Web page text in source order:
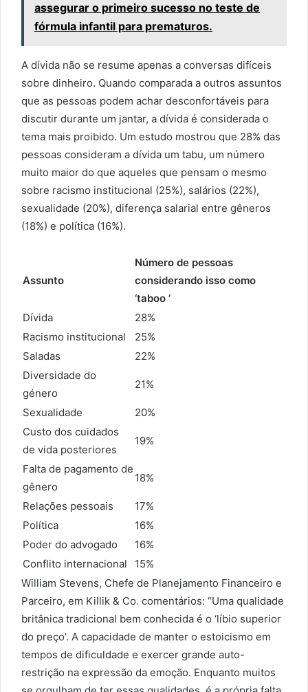
assegurar o primeiro sucesso no teste de
fórmula infantil para prematuros.
A dívida não se resume apenas a conversas difíceis
sobre dinheiro. Quando comparada a outros assuntos
que as pessoas podem achar desconfortáveis para
discutir durante um jantar, a dívida é considerada o
tema mais proibido. Um estudo mostrou que 28% das
pessoas consideram a dívida um tabu, um número
muito maior do que aqueles que pensam o mesmo
sobre racismo institucional (25%), salários (22%),
sexualidade (20%), diferença salarial entre gêneros
(18%) e política (16%).
Assunto
Número de pessoas
considerando isso como
‘taboo ’
Dívida
28%
Racismo institucional
25%
Saladas
22%
Diversidade do
género
21%
Sexualidade
20%
Custo dos cuidados
de vida posteriores
19%
Falta de pagamento de
gênero
18%
Relações pessoais
17%
Política
16%
Poder do advogado
16%
Conflito internacional
15%
William Stevens, Chefe de Planejamento Financeiro e
Parceiro, em Killik & Co. comentários: “Uma qualidade
britânica tradicional bem conhecida é o ‘líbio superior
do preço’. A capacidade de manter o estoicismo em
tempos de dificuldade e exercer grande auto-
restrição na expressão da emoção. Enquanto muitos